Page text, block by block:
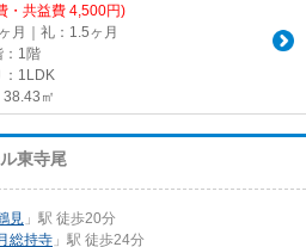
・共益費 4,500円)
月｜礼：1.5ヶ月
：1階
：1LDK
㎡
東寺尾
見 」駅 徒歩20分
総持寺 」駅 徒歩24分